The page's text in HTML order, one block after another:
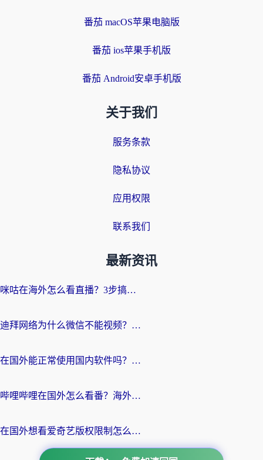
番茄 macOS苹果电脑版
番茄 ios苹果手机版
番茄 Android安卓手机版
关于我们
服务条款
隐私协议
应用权限
联系我们
最新资讯
咪咕在海外怎么看直播？3步搞定地域限制，还能畅看腾讯视频与国内热剧
迪拜网络为什么微信不能视频？海外党必看的回国加速全攻略
在国外能正常使用国内软件吗？海外党亲测有效的无缝访问指南
哔哩哔哩在国外怎么看番？海外党追剧看片的终极解决方案
在国外想看爱奇艺版权限制怎么办？海外华人必看的追剧自由指南